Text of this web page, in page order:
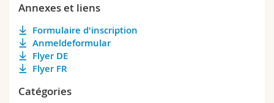
Annexes et liens
Formulaire d'inscription
Anmeldeformular
Flyer DE
Flyer FR
Catégories